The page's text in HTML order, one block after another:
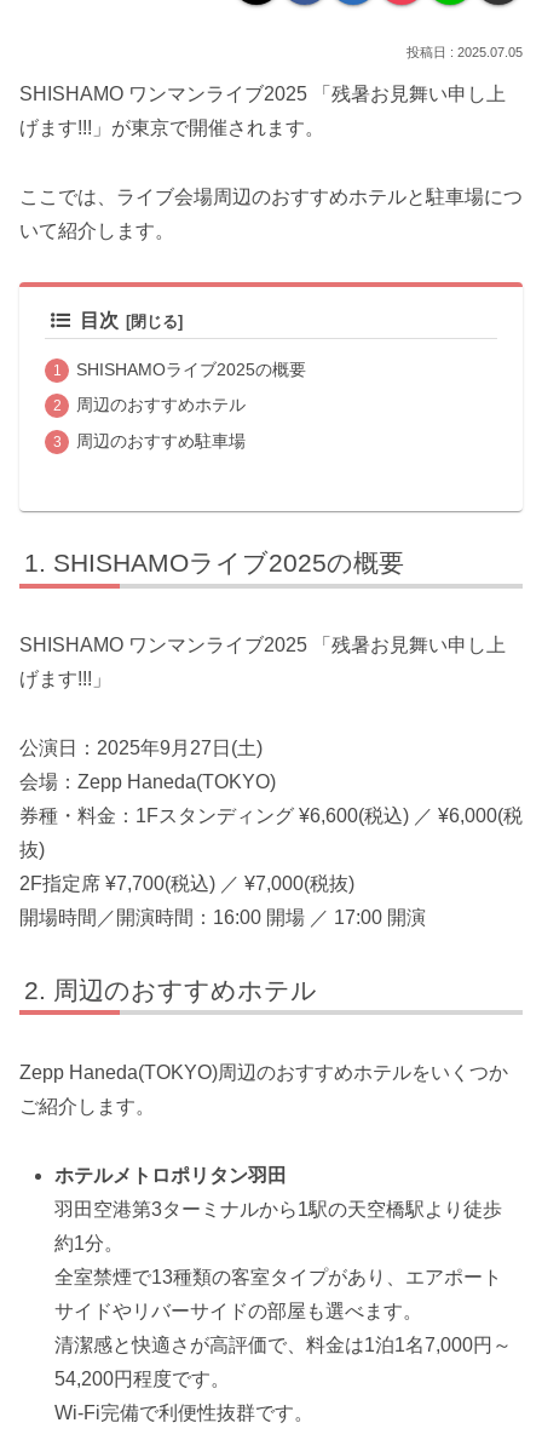
2025.07.05
SHISHAMO ワンマンライブ2025 「残暑お見舞い申し上
げます!!!」が東京で開催されます。
ここでは、ライブ会場周辺のおすすめホテルと駐車場につ
いて紹介します。
目次
SHISHAMOライブ2025の概要
周辺のおすすめホテル
周辺のおすすめ駐車場
SHISHAMOライブ2025の概要
SHISHAMO ワンマンライブ2025 「残暑お見舞い申し上
げます!!!」
公演日：2025年9月27日(土)
会場：Zepp Haneda(TOKYO)
券種・料金：1Fスタンディング ¥6,600(税込) ／ ¥6,000(税
抜)
2F指定席 ¥7,700(税込) ／ ¥7,000(税抜)
開場時間／開演時間：16:00 開場 ／ 17:00 開演
周辺のおすすめホテル
Zepp Haneda(TOKYO)周辺のおすすめホテルをいくつか
ご紹介します。
ホテルメトロポリタン羽田
羽田空港第3ターミナルから1駅の天空橋駅より徒歩
約1分。
全室禁煙で13種類の客室タイプがあり、エアポート
サイドやリバーサイドの部屋も選べます。
清潔感と快適さが高評価で、料金は1泊1名7,000円～
54,200円程度です。
Wi-Fi完備で利便性抜群です。